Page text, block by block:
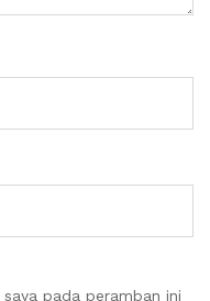
pada peramban ini